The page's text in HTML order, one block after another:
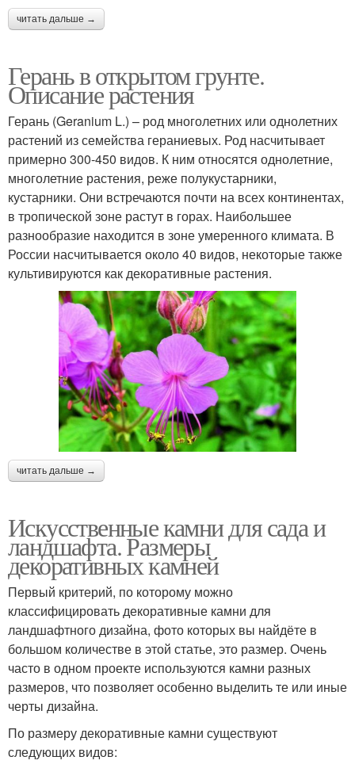
читать дальше →
Герань в открытом грунте.
Описание растения
Герань (Geranium L.) – род многолетних или однолетних
растений из семейства гераниевых. Род насчитывает
примерно 300-450 видов. К ним относятся однолетние,
многолетние растения, реже полукустарники,
кустарники. Они встречаются почти на всех континентах,
в тропической зоне растут в горах. Наибольшее
разнообразие находится в зоне умеренного климата. В
России насчитывается около 40 видов, некоторые также
культивируются как декоративные растения.
читать дальше →
Искусственные камни для сада и
ландшафта. Размеры
декоративных камней
Первый критерий, по которому можно
классифицировать декоративные камни для
ландшафтного дизайна, фото которых вы найдёте в
большом количестве в этой статье, это размер. Очень
часто в одном проекте используются камни разных
размеров, что позволяет особенно выделить те или иные
черты дизайна.
По размеру декоративные камни существуют
следующих видов: